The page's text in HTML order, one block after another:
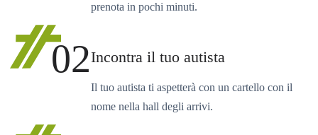
prenota in pochi minuti.
02Incontra il tuo autista
Il tuo autista ti aspetterà con un cartello con il
nome nella hall degli arrivi.